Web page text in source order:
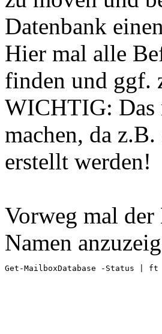
Datenbank
Hier mal alle
finden und ggf.
WICHTIG: Das
machen, da
erstellt werden!
Vorweg mal
Namen
Get-MailboxDatabase -Status | ft